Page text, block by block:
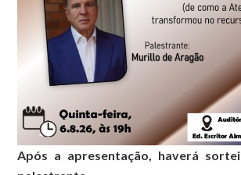
Após a apresentação, haverá